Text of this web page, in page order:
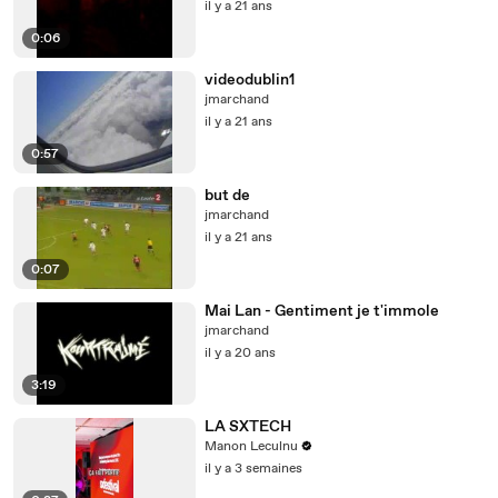
0:06
il y a 21 ans
0:57
videodublin1
jmarchand
il y a 21 ans
0:07
but de
jmarchand
il y a 21 ans
3:19
Mai Lan - Gentiment je t'immole
jmarchand
il y a 20 ans
LA SXTECH
Manon Leculnu
il y a 3 semaines